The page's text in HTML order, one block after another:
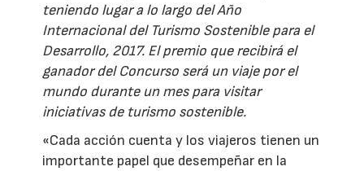
teniendo lugar a lo largo del Año
Internacional del Turismo Sostenible para el
Desarrollo, 2017. El premio que recibirá el
ganador del Concurso será un viaje por el
mundo durante un mes para visitar
iniciativas de turismo sostenible.
«Cada acción cuenta y los viajeros tienen un
importante papel que desempeñar en la